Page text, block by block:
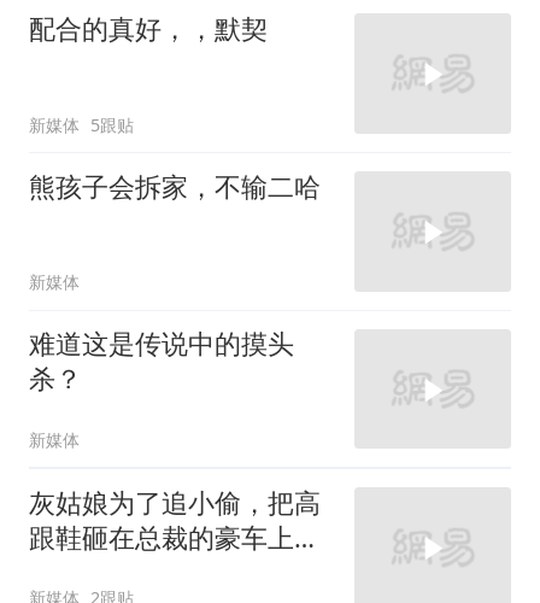
配合的真好，，默契
新媒体 5跟贴
熊孩子会拆家，不输二哈
新媒体
难道这是传说中的摸头
杀？
新媒体
灰姑娘为了追小偷，把高
跟鞋砸在总裁的豪车上，
新媒体 2跟贴